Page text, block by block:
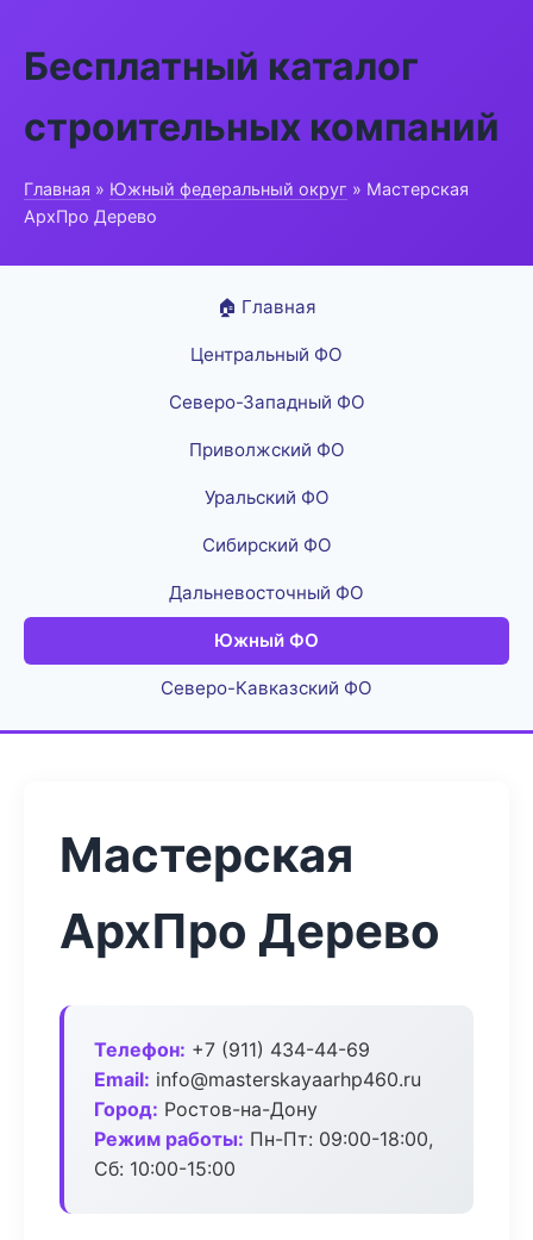
Бесплатный каталог
строительных компаний
Главная » Южный федеральный округ » Мастерская
АрхПро Дерево
🏠 Главная
Центральный ФО
Северо-Западный ФО
Приволжский ФО
Уральский ФО
Сибирский ФО
Дальневосточный ФО
Южный ФО
Северо-Кавказский ФО
Мастерская
АрхПро Дерево
Телефон: +7 (911) 434-44-69
Email: info@masterskayaarhp460.ru
Город: Ростов-на-Дону
Режим работы: Пн-Пт: 09:00-18:00,
Сб: 10:00-15:00